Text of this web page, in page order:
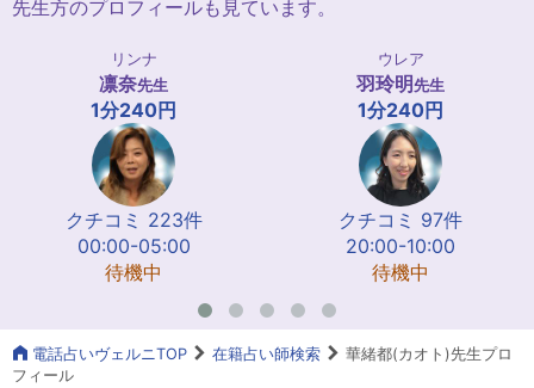
先生方のプロフィールも見ています。
リンナ
凛奈先生
1分240円
クチコミ 223件
00:00-05:00
待機中
ウレア
羽玲明先生
1分240円
クチコミ 97件
20:00-10:00
待機中
電話占いヴェルニTOP 在籍占い師検索
華緒都(カオト)先生プロ
フィール